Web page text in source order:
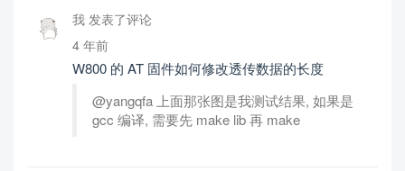
我 发表了评论
4 年前
W800 的 AT 固件如何修改透传数据的长度
@yangqfa 上面那张图是我测试结果, 如果是
gcc 编译, 需要先 make lib 再 make